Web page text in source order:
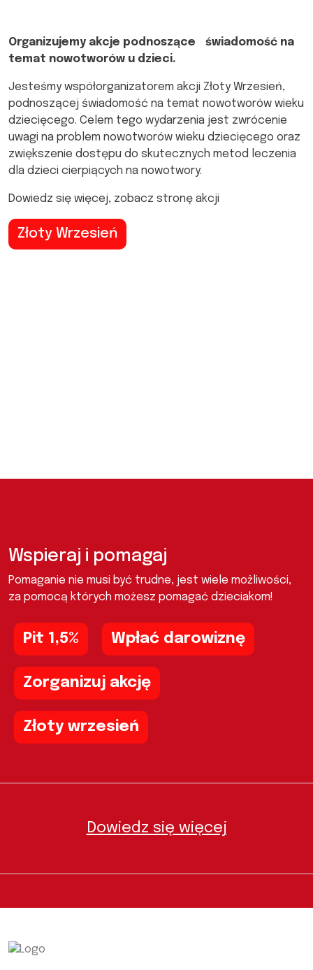
Organizujemy akcje podnoszące świadomość na
temat nowotworów u dzieci.
Jesteśmy współorganizatorem akcji Złoty Wrzesień,
podnoszącej świadomość na temat nowotworów wieku
dziecięcego. Celem tego wydarzenia jest zwrócenie
uwagi na problem nowotworów wieku dziecięcego oraz
zwiększenie dostępu do skutecznych metod leczenia
dla dzieci cierpiących na nowotwory.
Dowiedz się więcej, zobacz stronę akcji
Złoty Wrzesień
Wspieraj i pomagaj
Pomaganie nie musi być trudne, jest wiele możliwości,
za pomocą których możesz pomagać dzieciakom!
Pit 1,5% Wpłać darowiznę
Zorganizuj akcję
Złoty wrzesień
Dowiedz się więcej